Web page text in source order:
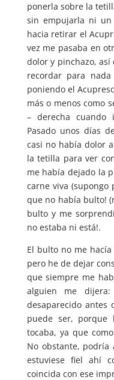
ponerla sobre la
sin empujarla ni
hacia retirar el
vez me pasaba en
dolor y pinchazo,
recordar para
poniendo el
más o menos como
– derecha cuando
Pasado unos días
casi no había dolor
la tetilla para ver
me había dejado la
carne viva
que no había bulto!
bulto y me
no estaba ni está!.
El bulto no me
pero he de dejar
que siempre me
alguien me
desaparecido antes
puede ser,
tocaba, ya que
No obstante, podría
estuviese fiel ahí
coincida con ese